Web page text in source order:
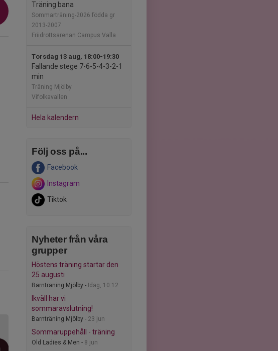
Träning bana
Sommarträning-2026 födda gr
2013-2007
Friidrottsarenan Campus Valla
Torsdag 13 aug, 18:00-19:30
Fallande stege 7-6-5-4-3-2-1
min
Träning Mjölby
Vifolkavallen
Hela kalendern
Följ oss på...
Facebook
Instagram
Tiktok
Nyheter från våra
grupper
Höstens träning startar den
25 augusti
Barnträning Mjölby - Idag, 10:12
Ikväll har vi
sommaravslutning!
Barnträning Mjölby - 23 jun
Sommaruppehåll - träning
Old Ladies & Men - 8 jun